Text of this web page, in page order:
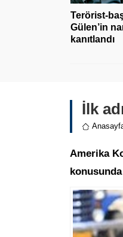
Terörist-
Gülen’in
kanıtlandı
İlk
Amerika